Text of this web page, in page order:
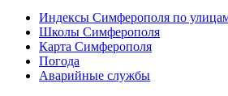
Симферополь городской сайт
Индексы Симферополя по
Школы Симферополя
Карта Симферополя
Погода
Аварийные службы